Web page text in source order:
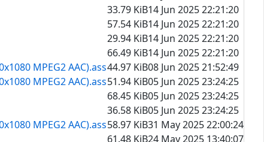
33.79 KiB14 Jun 2025 22:21:20
57.54 KiB14 Jun 2025 22:21:20
29.94 KiB14 Jun 2025 22:21:20
66.49 KiB14 Jun 2025 22:21:20
MPEG2 AAC).ass44.97 KiB08 Jun 2025 21:52:49
MPEG2 AAC).ass51.94 KiB05 Jun 2025 23:24:25
68.45 KiB05 Jun 2025 23:24:25
36.58 KiB05 Jun 2025 23:24:25
MPEG2 AAC).ass58.97 KiB31 May 2025 22:00:24
61.48 KiB24 May 2025 13:40:07